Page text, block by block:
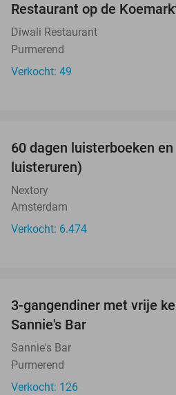
Restaurant op de
Diwali Restaurant
Purmerend
Verkocht: 49
60 dagen luisterboeken
luisteruren)
Nextory
Amsterdam
Verkocht: 6.474
3-gangendiner met vrije
Sannie's Bar
Sannie's Bar
Purmerend
Verkocht: 126